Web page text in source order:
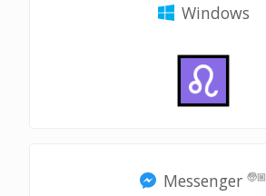
Windows
Messenger 🧓🏼